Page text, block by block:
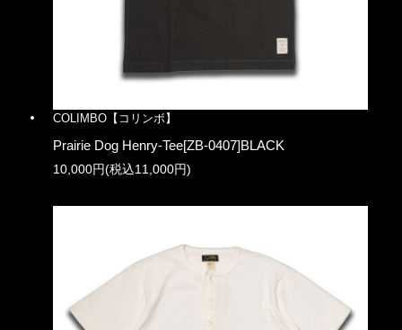
COLIMBO【コリンボ】
Prairie Dog Henry-Tee[ZB-0407]BLACK
10,000円(税込11,000円)